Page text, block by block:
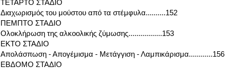
ΤΕΤΑΡΤΟ ΣΤΑΔΙΟ
Διαχωρισμός του μούστου από τα στέμφυλα..........152
ΠΕΜΠΤΟ ΣΤΑΔΙΟ
Ολοκλήρωση της αλκοολικής ζύμωσης.................153
ΕΚΤΟ ΣΤΑΔΙΟ
Απολάσπωση - Απογέμισμα - Μετάγγιση - Λαμπικάρισμα............156
ΕΒΔΟΜΟ ΣΤΑΔΙΟ